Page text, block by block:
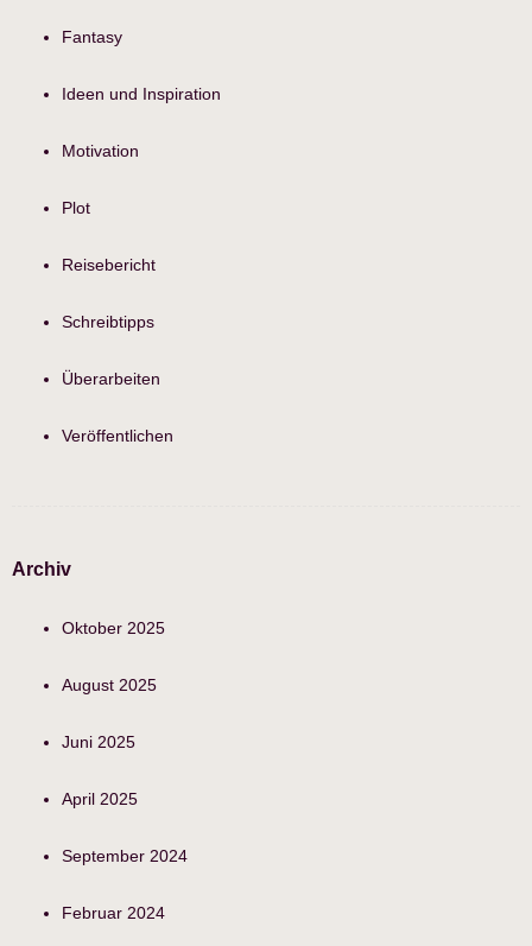
Fantasy
Ideen und Inspiration
Motivation
Plot
Reisebericht
Schreibtipps
Überarbeiten
Veröffentlichen
Archiv
Oktober 2025
August 2025
Juni 2025
April 2025
September 2024
Februar 2024